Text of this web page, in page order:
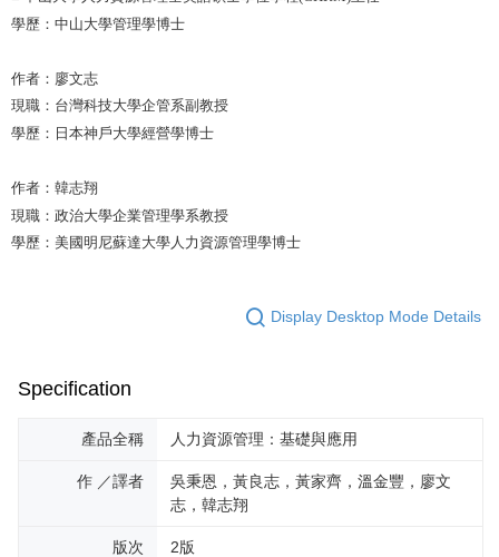
學歷：中山大學管理學博士
作者：廖文志
現職：台灣科技大學企管系副教授
學歷：日本神戶大學經營學博士
作者：韓志翔
現職：政治大學企業管理學系教授
學歷：美國明尼蘇達大學人力資源管理學博士
Display Desktop Mode Details
Specification
產品全稱 人力資源管理：基礎與應用
作 ／譯者
吳秉恩，黃良志，黃家齊，溫金豐，廖文
志，韓志翔
版次 2版